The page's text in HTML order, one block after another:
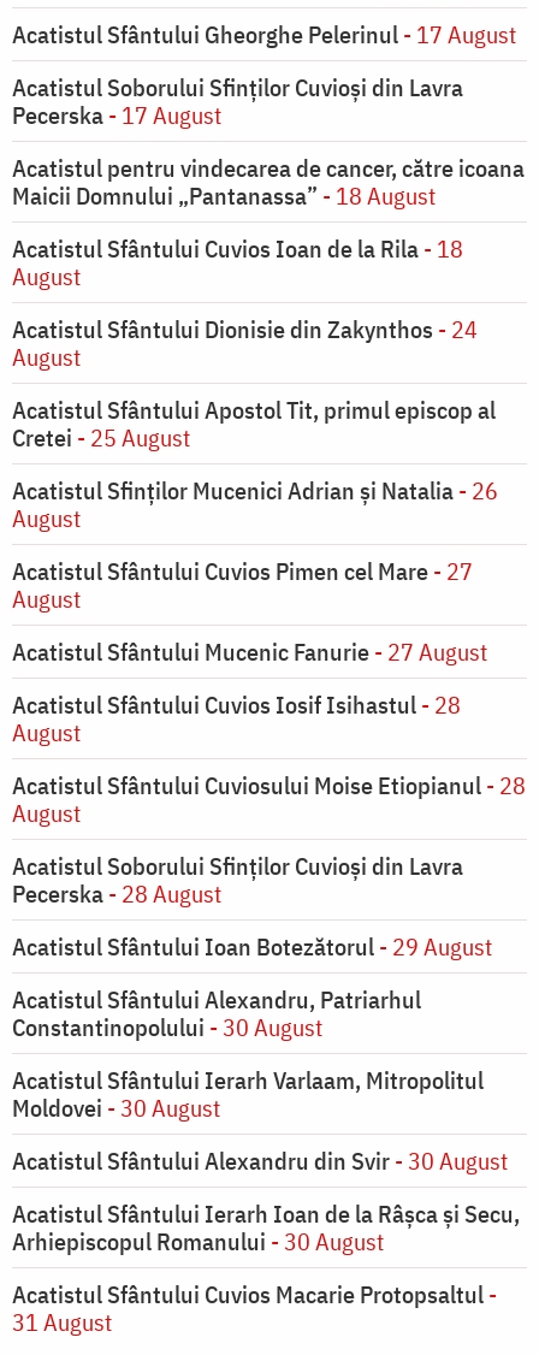
Acatistul Sfântului Gheorghe Pelerinul- 17 August
Acatistul Soborului Sfinților Cuvioși din Lavra
Pecerska- 17 August
Acatistul pentru vindecarea de cancer, către icoana
Maicii Domnului „Pantanassa” - 18 August
Acatistul Sfântului Cuvios Ioan de la Rila- 18
August
Acatistul Sfântului Dionisie din Zakynthos - 24
August
Acatistul Sfântului Apostol Tit, primul episcop al
Cretei - 25 August
Acatistul Sfinților Mucenici Adrian și Natalia- 26
August
Acatistul Sfântului Cuvios Pimen cel Mare- 27
August
Acatistul Sfântului Mucenic Fanurie- 27 August
Acatistul Sfântului Cuvios Iosif Isihastul- 28
August
Acatistul Sfântului Cuviosului Moise Etiopianul- 28
August
Acatistul Soborului Sfinților Cuvioși din Lavra
Pecerska- 28 August
Acatistul Sfântului Ioan Botezătorul- 29 August
Acatistul Sfântului Alexandru, Patriarhul
Constantinopolului - 30 August
Acatistul Sfântului Ierarh Varlaam, Mitropolitul
Moldovei - 30 August
Acatistul Sfântului Alexandru din Svir- 30 August
Acatistul Sfântului Ierarh Ioan de la Râşca şi Secu,
Arhiepiscopul Romanului - 30 August
Acatistul Sfântului Cuvios Macarie Protopsaltul-
31 August